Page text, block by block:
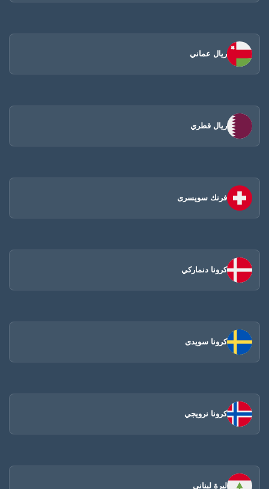
ريال عماني
ريال قطري
فرنك سويسرى
كرونا دنماركي
كرونا سويدى
كرونا نرويجي
ليرة لبنانى